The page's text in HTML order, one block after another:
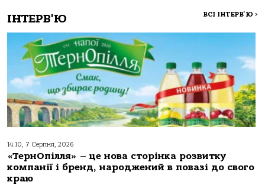
ІНТЕРВ'Ю ВСІ ІНТЕРВ'Ю >
14:10, 7 Серпня, 2026
«ТернОпілля» – це нова сторінка розвитку
компанії і бренд, народжений в повазі до свого
краю